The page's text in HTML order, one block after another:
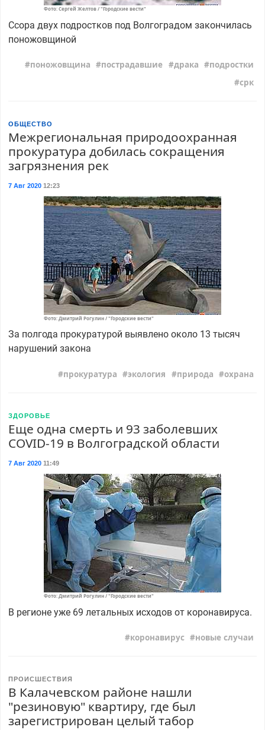
Фото: Сергей Желтов / "Городские вести"
Ссора двух подростков под Волгоградом закончилась
поножовщиной
поножовщина пострадавшие драка
подростки
срк
ОБЩЕСТВО
Межрегиональная природоохранная
прокуратура добилась сокращения
загрязнения рек
7 Авг 202012:23
Фото: Дмитрий Рогулин / "Городские вести"
За полгода прокуратурой выявлено около 13 тысяч
нарушений закона
прокуратура экология природа охрана
ЗДОРОВЬЕ
Еще одна смерть и 93 заболевших
COVID-19 в Волгоградской области
7 Авг 202011:49
Фото: Дмитрий Рогулин / "Городские вести"
В регионе уже 69 летальных исходов от коронавируса.
коронавирус новые случаи
ПРОИСШЕСТВИЯ
В Калачевском районе нашли
"резиновую" квартиру, где был
зарегистрирован целый табор